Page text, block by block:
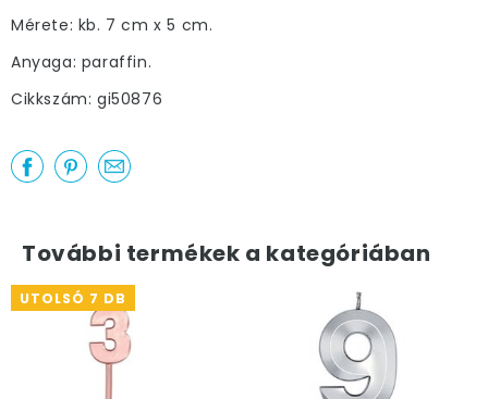
Mérete: kb. 7 cm x 5 cm.
Anyaga: paraffin.
Cikkszám: gi50876
További termékek a kategóriában
UTOLSÓ 7 DB